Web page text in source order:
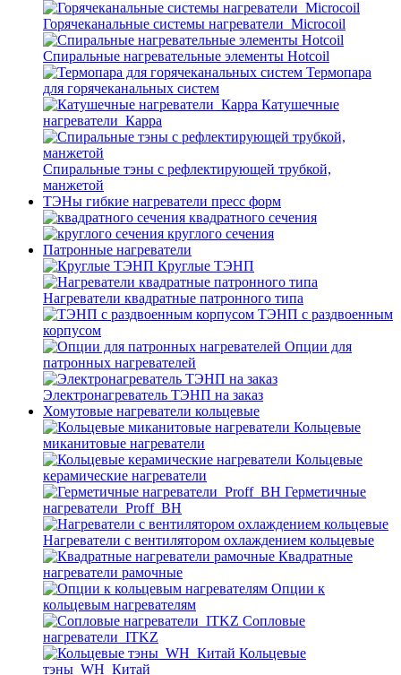
Горячеканальные системы нагреватели_Microcoil
Спиральные нагревательные элементы Hotcoil
Термопара
для горячеканальных систем
Катушечные
нагреватели_Карра
Спиральные тэны с рефлектирующей трубкой,
манжетой
ТЭНы гибкие нагреватели пресс форм
квадратного сечения
круглого сечения
Патронные нагреватели
Круглые ТЭНП
Нагреватели квадратные патронного типа
ТЭНП с раздвоенным
корпусом
Опции для
патронных нагревателей
Электронагреватель ТЭНП на заказ
Хомутовые нагреватели кольцевые
Кольцевые
миканитовые нагреватели
Кольцевые
керамические нагреватели
Герметичные
нагреватели_Proff_BH
Нагреватели с вентилятором охлаждением кольцевые
Квадратные
нагреватели рамочные
Опции к
кольцевым нагревателям
Cопловые
нагреватели_ITKZ
Кольцевые
тэны_WH_Китай